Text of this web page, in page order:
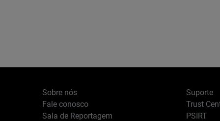
Sobre nós
Fale conosco
Sala de Reportagem
Suporte
Trust
PSIRT